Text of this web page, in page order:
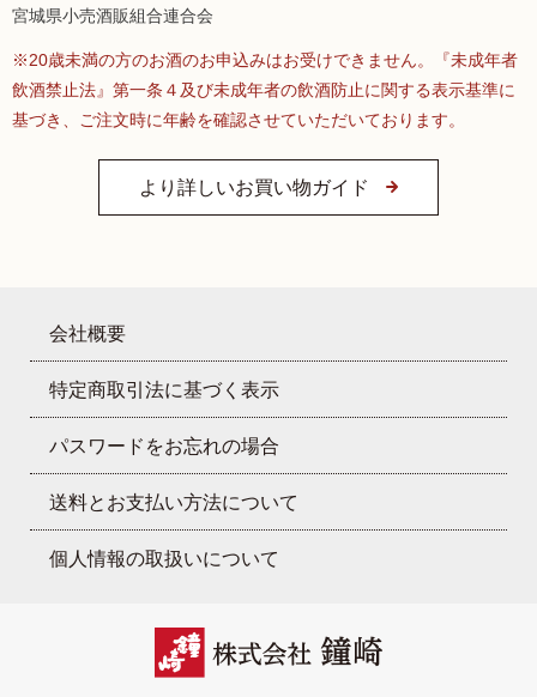
宮城県小売酒販組合連合会
※20歳未満の方のお酒のお申込みはお受けできません。『未成年者
飲酒禁止法』第一条４及び未成年者の飲酒防止に関する表示基準に
基づき、ご注文時に年齢を確認させていただいております。
より詳しいお買い物ガイド
会社概要
特定商取引法に基づく表示
パスワードをお忘れの場合
送料とお支払い方法について
個人情報の取扱いについて